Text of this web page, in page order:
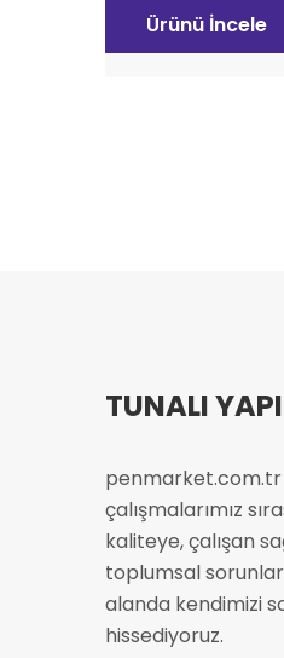
Ürünü İncele
TUNALI YAPI
çalışmalarımız
kaliteye, çalışan
toplumsal
alanda kendimizi
hissediyoruz.